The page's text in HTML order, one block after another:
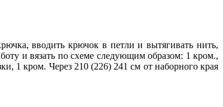
вводить крючок в петли и вытягивать нить,
и вязать по схеме следующим образом: 1 кром.,
1 кром. Через 210 (226) 241 см от наборного края